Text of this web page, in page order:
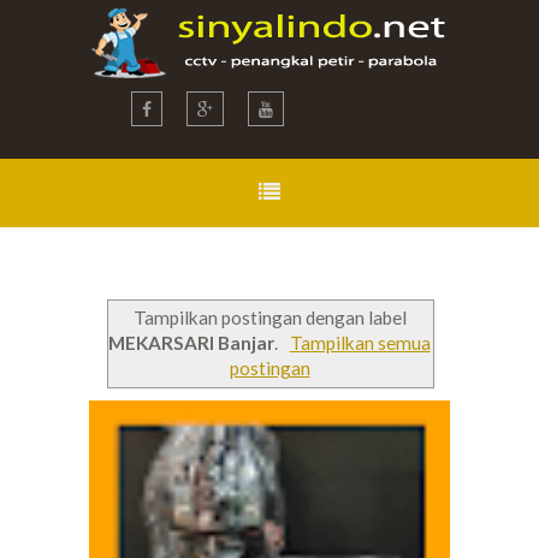
Tampilkan postingan dengan label
MEKARSARI Banjar.
Tampilkan semua
postingan